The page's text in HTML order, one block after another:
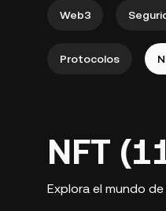
Web3
Protocolos
NFT
Explora el mundo